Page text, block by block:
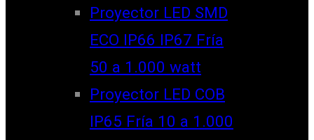
Proyector LED SMD
ECO IP66 IP67 Fría
50 a 1.000 watt
Proyector LED COB
IP65 Fría 10 a 1.000